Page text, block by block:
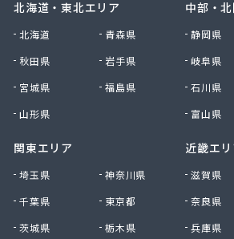
川津商店
川俣商販株式会社
早見商店
足利ガス事業組合配送センター
足利団地ガス株式会社
大塚プロパン
大田原エルピーガス保安センター協
谷中田プロパン店
中央セントラルガス株式会社 宇都
北海道・東北エリア
北海道
青森県
秋田県
岩手県
宮城県
福島県
山形県
関東エリア
埼玉県
神奈川県
千葉県
東京都
茨城県
栃木県
中部・
静岡県
岐阜県
石川県
富山県
近畿エリ
滋賀県
奈良県
兵庫県